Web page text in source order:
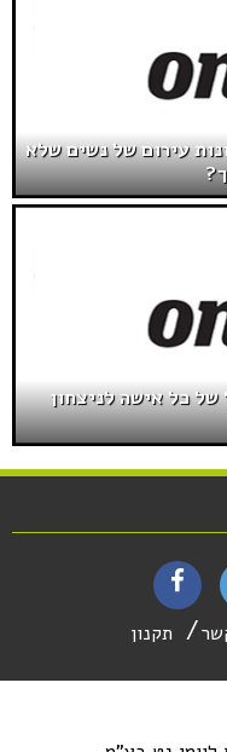
עירום של נשים שלא
של כל אישה לניצחון
תקנון